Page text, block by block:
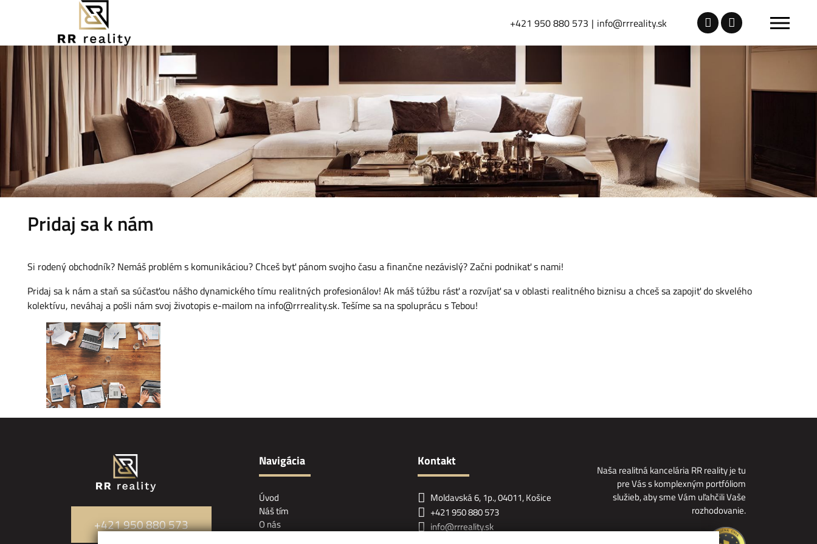
+421 950 880 573 info@rrreality.sk
Pridaj sa k nám
Si rodený obchodník? Nemáš problém s komunikáciou? Chceš byť pánom svojho času a finančne nezávislý? Začni podnikať s nami!
Pridaj sa k nám a staň sa súčasťou nášho dynamického tímu realitných profesionálov! Ak máš túžbu rásť a rozvíjať sa v oblasti realitného biznisu a chceš sa zapojiť do skvelého
kolektívu, neváhaj a pošli nám svoj životopis e-mailom na info@rrreality.sk. Tešíme sa na spoluprácu s Tebou!
+421 950 880 573
Navigácia
Úvod
Náš tím
O nás
Kontakt
Moldavská 6, 1p., 04011, Košice
+421 950 880 573
info@rrreality.sk
Naša realitná kancelária RR reality je tu
pre Vás s komplexným portfóliom
služieb, aby sme Vám uľahčili Vaše
rozhodovanie.